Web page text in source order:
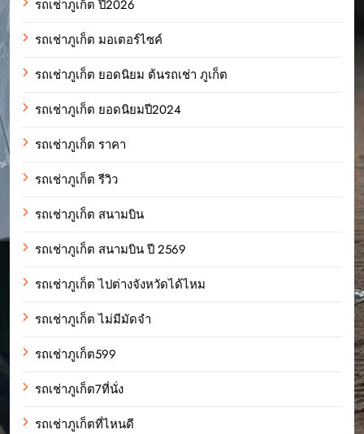
รถเช่าภูเก็ต ปี2026
รถเช่าภูเก็ต มอเตอร์ไซค์
รถเช่าภูเก็ต ยอดนิยม ต้นรถเช่า ภูเก็ต
รถเช่าภูเก็ต ยอดนิยมปี2024
รถเช่าภูเก็ต ราคา
รถเช่าภูเก็ต รีวิว
รถเช่าภูเก็ต สนามบิน
รถเช่าภูเก็ต สนามบิน ปี 2569
รถเช่าภูเก็ต ไปต่างจังหวัดได้ไหม
รถเช่าภูเก็ต ไม่มีมัดจำ
รถเช่าภูเก็ต599
รถเช่าภูเก็ต7ที่นั่ง
รถเช่าภูเก็ตที่ไหนดี